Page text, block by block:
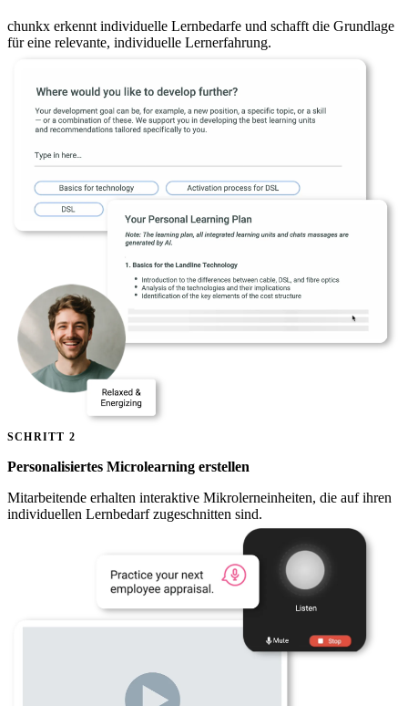
chunkx erkennt individuelle Lernbedarfe und schafft die Grundlage
für eine relevante, individuelle Lernerfahrung.
SCHRITT 2
Personalisiertes Microlearning erstellen
Mitarbeitende erhalten interaktive Mikrolerneinheiten, die auf ihren
individuellen Lernbedarf zugeschnitten sind.